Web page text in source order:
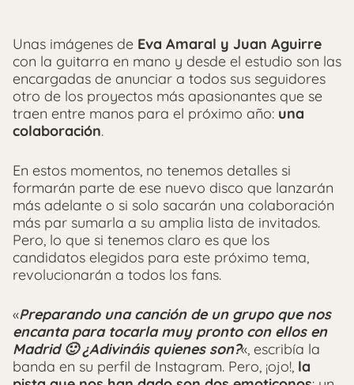
Unas imágenes de Eva Amaral y Juan Aguirre
con la guitarra en mano y desde el estudio son las
encargadas de anunciar a todos sus seguidores
otro de los proyectos más apasionantes que se
traen entre manos para el próximo año: una
colaboración.
En estos momentos, no tenemos detalles si
formarán parte de ese nuevo disco que lanzarán
más adelante o si solo sacarán una colaboración
más par sumarla a su amplia lista de invitados.
Pero, lo que si tenemos claro es que los
candidatos elegidos para este próximo tema,
revolucionarán a todos los fans.
«Preparando una canción de un grupo que nos
encanta para tocarla muy pronto con ellos en
Madrid 🙂 ¿Adivináis quienes son?«, escribía la
banda en su perfil de Instagram. Pero, ¡ojo!, la